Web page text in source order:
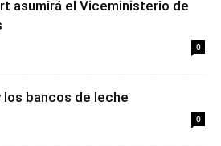
asumirá el Viceministerio de
0
los bancos de leche
0